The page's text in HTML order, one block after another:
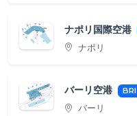
ナポリ国際空港
ナポリ
バーリ空港 BRI
バーリ